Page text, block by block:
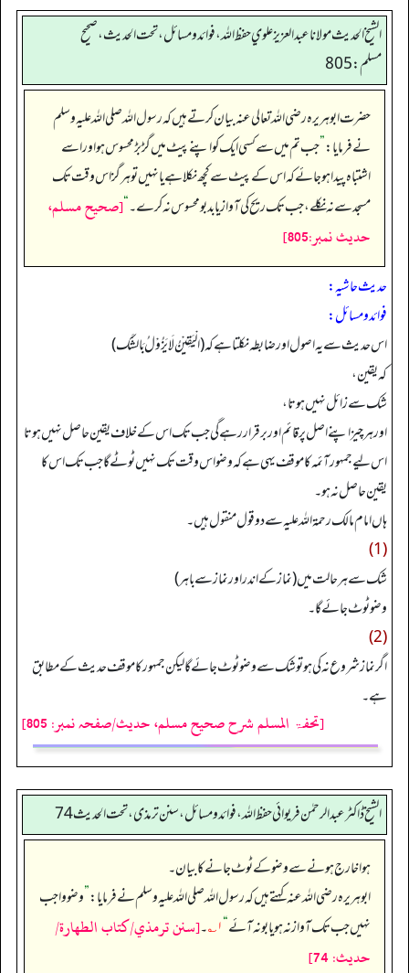
الشيخ الحديث مولانا عبدالعزيز علوي حفظ الله، فوائد و مسائل، تحت الحديث ، صحيح
مسلم: 805
حضرت ابو ہریرہ رضی اللہ تعالی عنہ بیان کرتے ہیں کہ رسول اللہ صلی اللہ علیہ وسلم
نے فرمایا:”جب تم میں سے کسی ایک کو اپنے پیٹ میں گڑبڑ محسوس ہو اور اسے
اشتباہ پیدا ہو جائے کہ اس کے پیٹ سے کچھ نکلا ہے یا نہیں تو ہرگز اس وقت تک
مسجد سے نہ نکلے، جب تک ریح کی آواز یا بدبو محسوس نہ کرے۔“[صحيح مسلم،
حديث نمبر:805]
حدیث حاشیہ:
فوائد ومسائل:
اس حدیث سے یہ اصول اور ضابطہ نکلتا ہے کہ (الْيَقِيْنُ لَايَزُوْلُ بَالشَّك)
کہ یقین،
شک سے زائل نہیں ہوتا،
اور ہر چیز اپنے اصل پر قائم اور برقرار رہے گی جب تک اس کے خلاف یقین حاصل نہیں ہوتا
اس لیے جمہور آئمہ کا موقف یہی ہے کہ وضو اس وقت تک نہیں ٹوٹے گا جب تک اس کا
یقین حاصل نہ ہو۔
ہاں امام مالک رحمۃ اللہ علیہ سے دو قول منقول ہیں۔
(1)
شک سے ہر حالت میں (نماز کے اندر اور نماز سے باہر)
وضو ٹوٹ جائے گا۔
(2)
اگر نماز شروع نہ کی ہو تو شک سے وضو ٹوٹ جائے گا لیکن جمہور کا موقف حدیث کے مطابق
ہے۔
[تحفۃ المسلم شرح صحیح مسلم، حدیث/صفحہ نمبر: 805]
الشیخ ڈاکٹر عبد الرحمٰن فریوائی حفظ اللہ، فوائد و مسائل، سنن ترمذی، تحت الحديث 74
ہوا خارج ہونے سے وضو کے ٹوٹ جانے کا بیان۔
ابوہریرہ رضی الله عنہ کہتے ہیں کہ رسول اللہ صلی الله علیہ وسلم نے فرمایا:”وضو واجب
نہیں جب تک آواز نہ ہو یا بو نہ آئے“۱؎ ۔[سنن ترمذي/كتاب الطهارة/
حدیث: 74]